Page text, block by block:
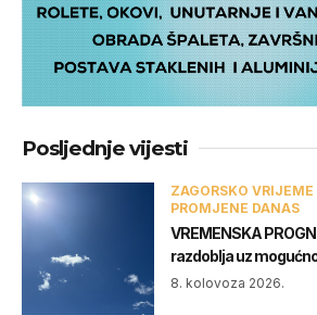
Posljednje vijesti
ZAGORSKO
PROMJENE DANAS
VREMENSKA
razdoblja uz
8. kolovoza 2026.